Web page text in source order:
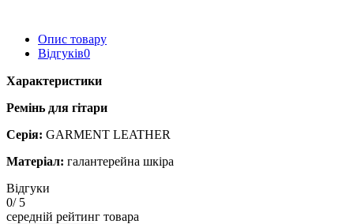
Опис товару
Відгуків0
Характеристики
Ремінь для гітари
Серія: GARMENT LEATHER
Матеріал: галантерейна шкіра
Відгуки
0/ 5
середній рейтинг товара